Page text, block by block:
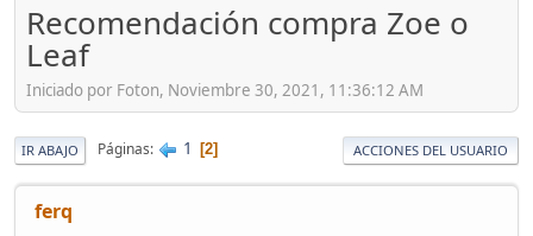
Recomendación compra Zoe o
Leaf
Iniciado por Foton, Noviembre 30, 2021, 11:36:12 AM
IR ABAJO Páginas 1 2 ACCIONES DEL USUARIO
ferq